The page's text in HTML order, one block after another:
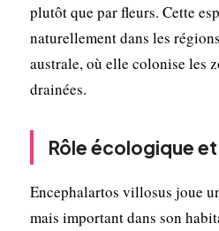
plutôt que par fleurs. Cette
naturellement dans les
australe, où elle colonise les
drainées.
Rôle écologique
Encephalartos villosus joue
mais important dans son